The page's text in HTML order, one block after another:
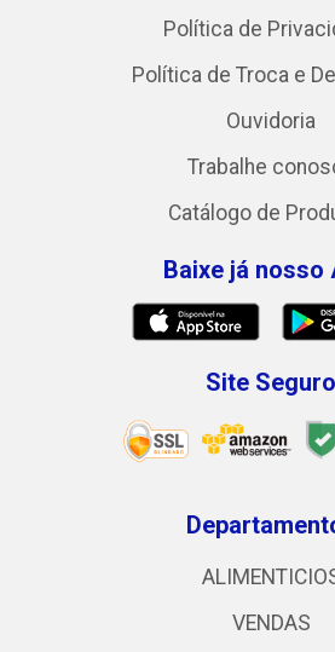
Política de
Política de Troca e
Ouvidoria
Trabalhe
Catálogo de
Baixe já nosso
Site Seguro
VENDAS